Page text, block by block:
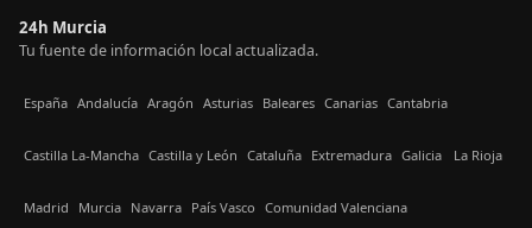
24h Murcia
Tu fuente de información local actualizada.
España Andalucía Aragón Asturias Baleares Canarias Cantabria
Castilla La-Mancha Castilla y León Cataluña Extremadura Galicia La Rioja
Madrid Murcia Navarra País Vasco Comunidad Valenciana